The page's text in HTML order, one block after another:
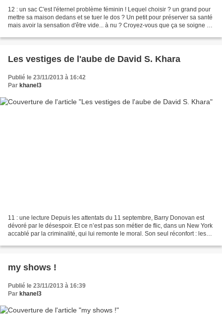
12 : un sac C'est l'éternel problème féminin ! Lequel choisir ? un grand pour
mettre sa maison dedans et se tuer le dos ? Un petit pour préserver sa santé
mais avoir la sensation d'être vide... à nu ? Croyez-vous que ça se soigne ?
Les vestiges de l'aube de David S. Khara
Publié le 23/11/2013 à 16:42
Par khanel3
11 : une lecture Depuis les attentats du 11 septembre, Barry Donovan est
dévoré par le désespoir. Et ce n’est pas son métier de flic, dans un New York
accablé par la criminalité, qui lui remonte le moral. Son seul réconfort : les
my shows !
Publié le 23/11/2013 à 16:39
Par khanel3